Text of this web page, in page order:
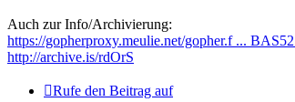
Auch zur Info/Archivierung:
https://gopherproxy.meulie.net/gopher.f ...
http://archive.is/rdOrS
Rufe den Beitrag auf